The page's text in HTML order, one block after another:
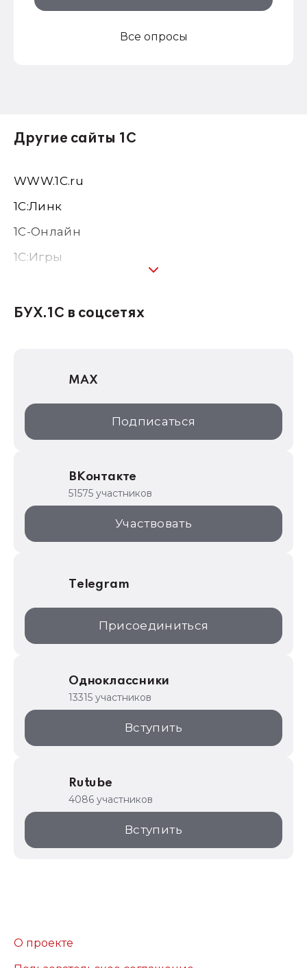
Все опросы
Другие сайты 1С
WWW.1С.ru
1С:Линк
1С-Онлайн
1C:Игры
1С:Консалтинг
1С:Дистрибьюция
1С:Образование
ИТС.1C.ru
1С:Торговая площадка
БУХ.1С в соцсетях
MAX
Подписаться
ВКонтакте
51575 участников
Участвовать
Telegram
Присоединиться
Одноклассники
13315 участников
Вступить
Rutube
4086 участников
Вступить
О проекте